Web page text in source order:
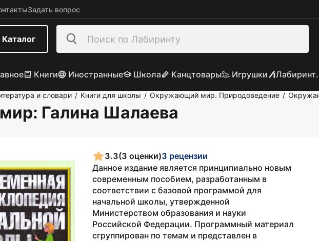
Задать вопрос
Каталог
Книги Иностранные Школа Канцтовары Игрушки
и словари / Книги для школы / Окружающий мир. Природоведение /
: Галина Шалаева
3.3(3 оценки)3 рецензии
Данное издание является принципиально новым
современным пособием, разработанным в
соответствии с базовой программой для
начальной школы, утвержденной
Министерством образования и науки
Российской Федерации. Программный материал
сгруппирован по темам и представлен в